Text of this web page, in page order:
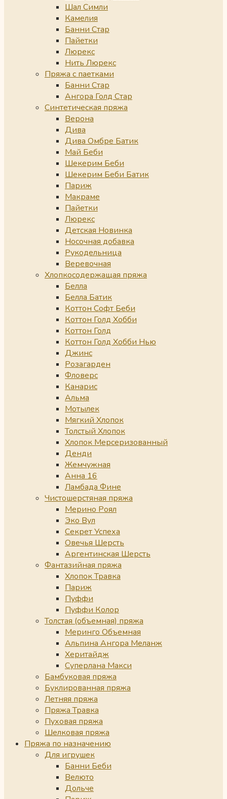
Шал Симли
Камелия
Банни Стар
Пайетки
Люрекс
Нить Люрекс
Пряжа с паетками
Банни Стар
Ангора Голд Стар
Синтетическая пряжа
Верона
Дива
Дива Омбре Батик
Май Беби
Шекерим Беби
Шекерим Беби Батик
Париж
Макраме
Пайетки
Люрекс
Детская Новинка
Носочная добавка
Рукодельница
Веревочная
Хлопкосодержащая пряжа
Белла
Белла Батик
Коттон Софт Беби
Коттон Голд Хобби
Коттон Голд
Коттон Голд Хобби Нью
Джинс
Розагарден
Фловерс
Канарис
Альма
Мотылек
Мягкий Хлопок
Толстый Хлопок
Хлопок Мерсеризованный
Денди
Жемчужная
Анна 16
Ламбада Фине
Чистошерстяная пряжа
Мерино Роял
Эко Вул
Секрет Успеха
Овечья Шерсть
Аргентинская Шерсть
Фантазийная пряжа
Хлопок Травка
Париж
Пуффи
Пуффи Колор
Толстая (объемная) пряжа
Меринго Объемная
Альпина Ангора Меланж
Херитайдж
Суперлана Макси
Бамбуковая пряжа
Буклированная пряжа
Летняя пряжа
Пряжа Травка
Пуховая пряжа
Шелковая пряжа
Пряжа по назначению
Для игрушек
Банни Беби
Велюто
Дольче